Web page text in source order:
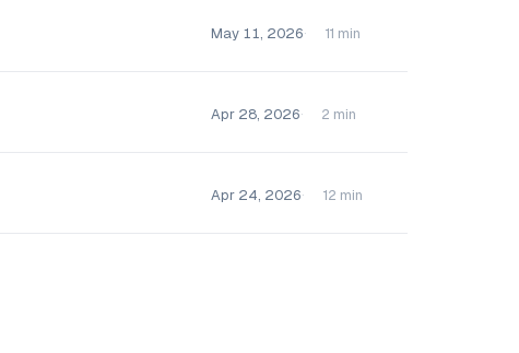
May 11, 2026 11 min
Apr 28, 2026 2 min
Apr 24, 2026 12 min